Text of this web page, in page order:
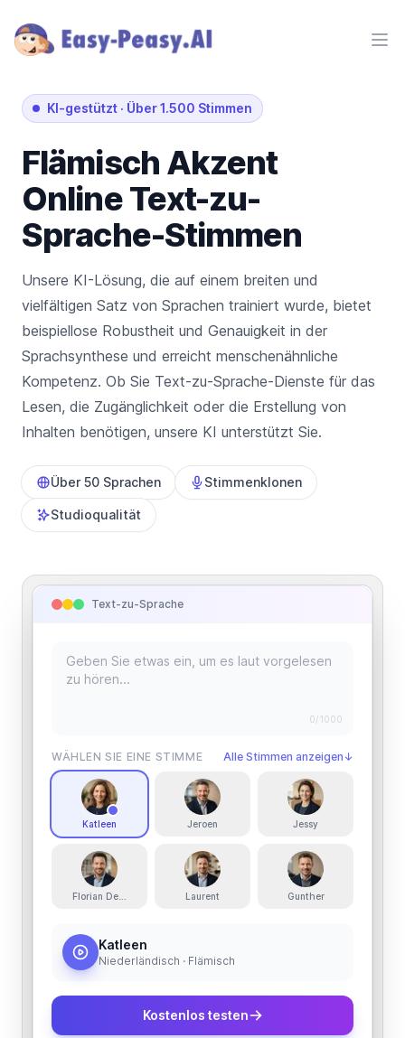
KI-gestützt · Über 1.500 Stimmen
Flämisch Akzent
Online Text-zu-
Sprache-Stimmen
Unsere KI-Lösung, die auf einem breiten und
vielfältigen Satz von Sprachen trainiert wurde, bietet
beispiellose Robustheit und Genauigkeit in der
Sprachsynthese und erreicht menschenähnliche
Kompetenz. Ob Sie Text-zu-Sprache-Dienste für das
Lesen, die Zugänglichkeit oder die Erstellung von
Inhalten benötigen, unsere KI unterstützt Sie.
Über 50 Sprachen Stimmenklonen
Studioqualität
Text-zu-Sprache
0/1000
WÄHLEN SIE EINE STIMME Alle Stimmen anzeigen ↓
Katleen Jeroen Jessy
Florian De'Booser Laurent Gunther
Katleen
Niederländisch · Flämisch
Kostenlos testen